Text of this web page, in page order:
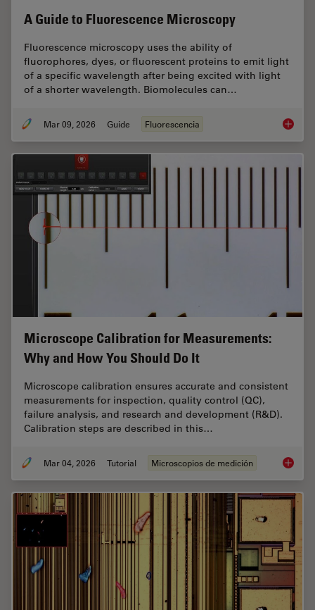
A Guide to Fluorescence Microscopy
Fluorescence microscopy uses the ability of
fluorophores, dyes, or fluorescent proteins to emit light
of a specific wavelength after being excited with light
of a shorter wavelength. Biomolecules can…
Mar 09, 2026 Guide Fluorescencia A
Microscope Calibration for Measurements:
Why and How You Should Do It
Microscope calibration ensures accurate and consistent
measurements for inspection, quality control (QC),
failure analysis, and research and development (R&D).
Calibration steps are described in this…
Mar 04, 2026 Tutorial Microscopios de medición